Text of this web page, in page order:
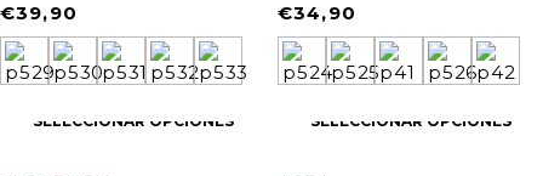
€39,90
€34,90
SELECCIONAR OPCIONES SELECCIONAR OPCIONES